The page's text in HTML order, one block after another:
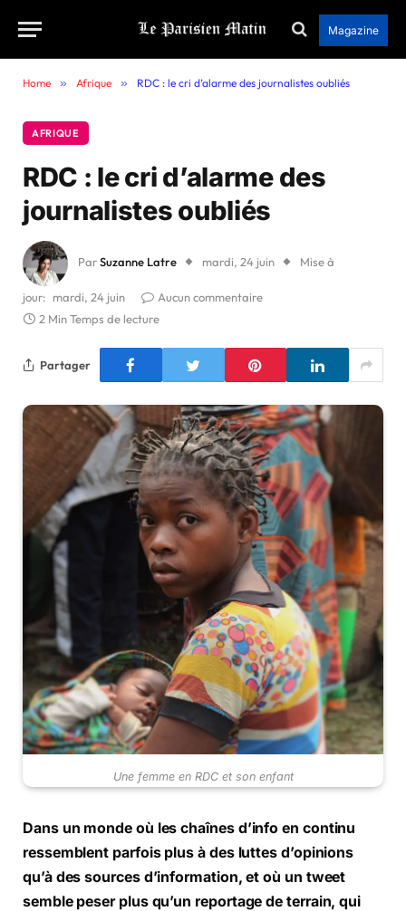
Magazine
Home » Afrique » RDC : le cri d’alarme des journalistes oubliés
AFRIQUE
RDC : le cri d’alarme des
journalistes oubliés
ParSuzanne Latre mardi, 24 juin Mise à
jour: mardi, 24 juin
Aucun commentaire
2 Min Temps de lecture
Partager
Une femme en RDC et son enfant
Dans un monde où les chaînes d’info en continu
ressemblent parfois plus à des luttes d’opinions
qu’à des sources d’information, et où un tweet
semble peser plus qu’un reportage de terrain, qui